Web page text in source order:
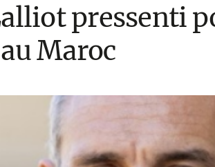
pressenti
Maroc